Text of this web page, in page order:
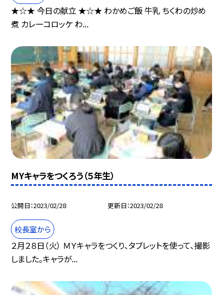
★☆★ 今日の献立 ★☆★ わかめご飯 牛乳 ちくわの炒め
煮 カレーコロッケ わ...
MYキャラをつくろう（５年生）
公開日 2023/02/28 更新日 2023/02/28
校長室から
２月２８日（火） ＭＹキャラをつくり、タブレットを使って、撮影
しました。キャラが...